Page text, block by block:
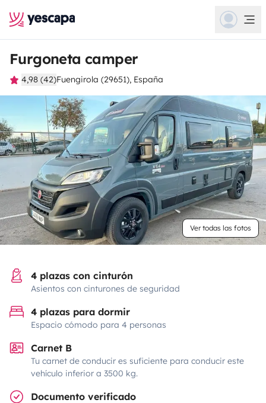
Furgoneta camper
4,98 (42)Fuengirola (29651), España
Ver todas las fotos
4 plazas con cinturón
Asientos con cinturones de seguridad
4 plazas para dormir
Espacio cómodo para 4 personas
Carnet B
Tu carnet de conducir es suficiente para conducir este
vehículo inferior a 3500 kg.
Documento verificado